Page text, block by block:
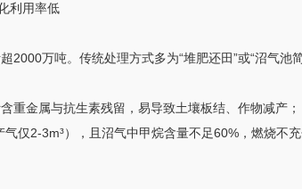
利用率低
万吨。传统处理方式多为“堆肥还田”或“沼气池
重金属与抗生素残留，易导致土壤板结、作物减产；
仅2-3m³），且沼气中甲烷含量不足60%，燃烧不